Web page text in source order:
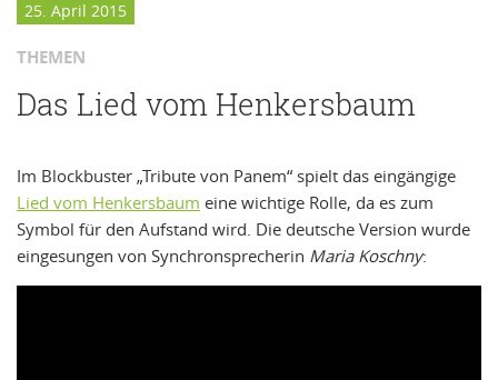
25. April 2015
THEMEN
Das Lied vom Henkersbaum
Im Blockbuster „Tribute von Panem“ spielt das eingängige
Lied vom Henkersbaum eine wichtige Rolle, da es zum
Symbol für den Aufstand wird. Die deutsche Version wurde
eingesungen von Synchronsprecherin Maria Koschny: